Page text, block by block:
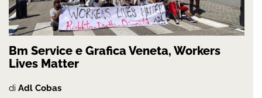
Bm Service e Grafica Veneta, Workers
Lives Matter
di Adl Cobas